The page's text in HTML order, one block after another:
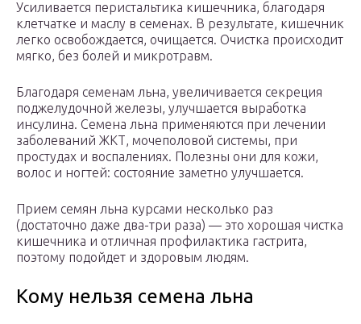
Усиливается перистальтика кишечника, благодаря
клетчатке и маслу в семенах. В результате, кишечник
легко освобождается, очищается. Очистка происходит
мягко, без болей и микротравм.
Благодаря семенам льна, увеличивается секреция
поджелудочной железы, улучшается выработка
инсулина. Семена льна применяются при лечении
заболеваний ЖКТ, мочеполовой системы, при
простудах и воспалениях. Полезны они для кожи,
волос и ногтей: состояние заметно улучшается.
Прием семян льна курсами несколько раз
(достаточно даже два-три раза) — это хорошая чистка
кишечника и отличная профилактика гастрита,
поэтому подойдет и здоровым людям.
Кому нельзя семена льна